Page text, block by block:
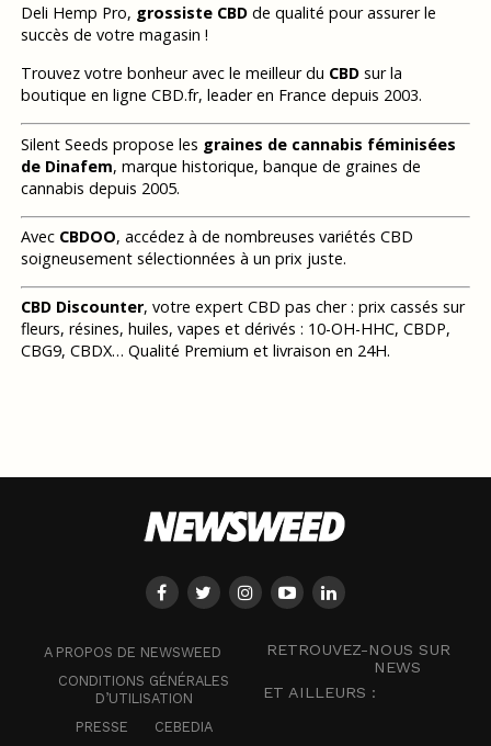
Deli Hemp Pro, grossiste CBDde qualité pour assurer le
succès de votre magasin !
Trouvez votre bonheur avec le meilleur du CBDsur la
boutique en ligne CBD.fr, leader en France depuis 2003.
Silent Seeds propose les graines de cannabis féminisées
de Dinafem, marque historique, banque de graines de
cannabis depuis 2005.
Avec CBDOO, accédez à de nombreuses variétés CBD
soigneusement sélectionnées à un prix juste.
CBD Discounter, votre expert CBD pas cher : prix cassés sur
fleurs, résines, huiles, vapes et dérivés : 10-OH-HHC, CBDP,
CBG9, CBDX… Qualité Premium et livraison en 24H.
A PROPOS DE NEWSWEED
CONDITIONS GÉNÉRALES
D’UTILISATION
PRESSE
CEBEDIA
RETROUVEZ-NOUS SUR
NEWS
ET AILLEURS :